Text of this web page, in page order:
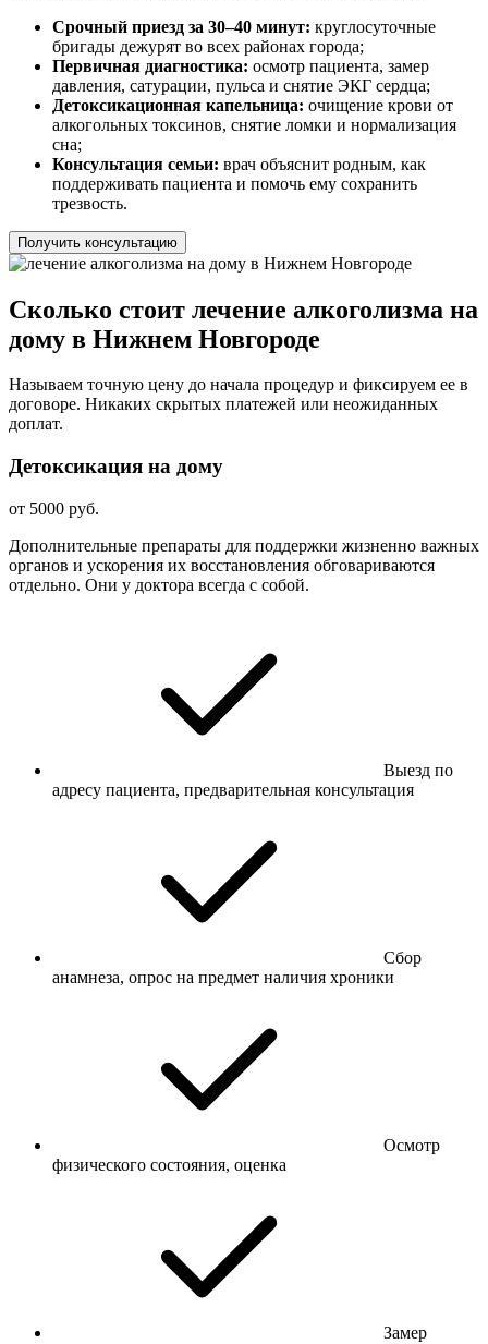
Срочный приезд за 30–40 минут: круглосуточные
бригады дежурят во всех районах города;
Первичная диагностика: осмотр пациента, замер
давления, сатурации, пульса и снятие ЭКГ сердца;
Детоксикационная капельница: очищение крови от
алкогольных токсинов, снятие ломки и нормализация
сна;
Консультация семьи: врач объяснит родным, как
поддерживать пациента и помочь ему сохранить
трезвость.
Получить консультацию
Сколько стоит лечение алкоголизма на
дому в Нижнем Новгороде
Называем точную цену до начала процедур и фиксируем ее в
договоре. Никаких скрытых платежей или неожиданных
доплат.
Детоксикация на дому
от 5000 руб.
Дополнительные препараты для поддержки жизненно важных
органов и ускорения их восстановления обговариваются
отдельно. Они у доктора всегда с собой.
Выезд по
адресу пациента, предварительная консультация
Сбор
анамнеза, опрос на предмет наличия хроники
Осмотр
физического состояния, оценка
Замер